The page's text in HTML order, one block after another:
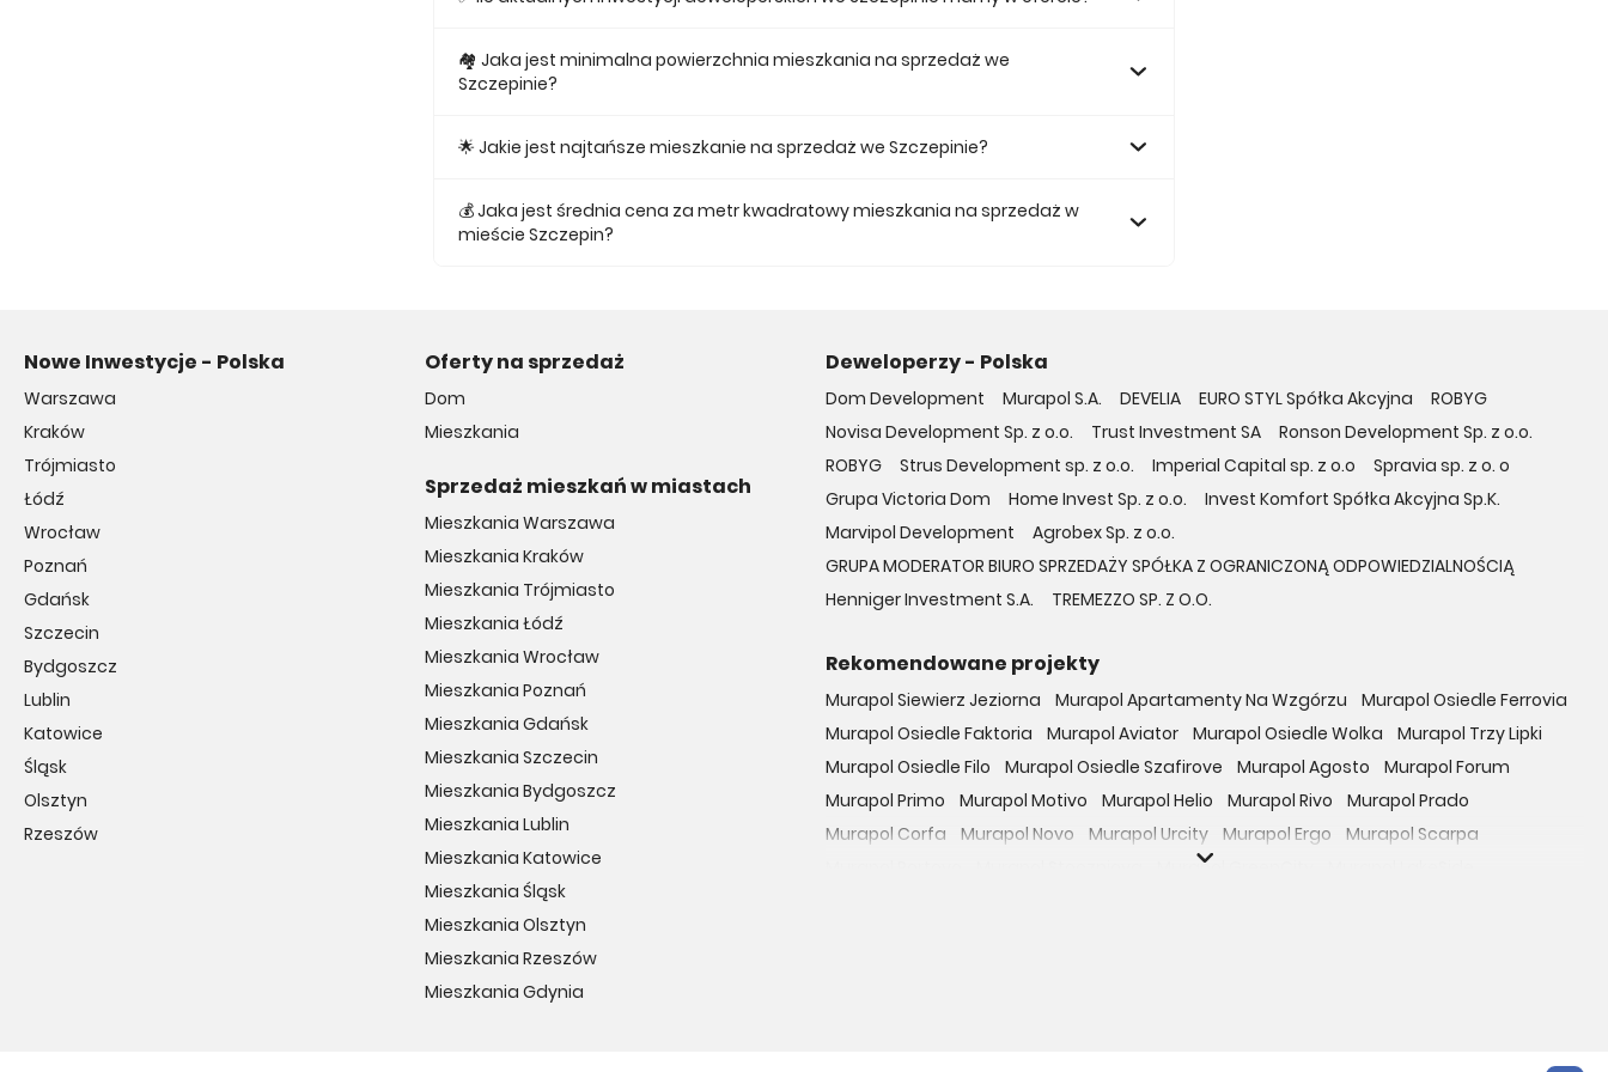
🏘 Jaka jest minimalna powierzchnia mieszkania na sprzedaż we
Szczepinie?
🌟 Jakie jest najtańsze mieszkanie na sprzedaż we Szczepinie?
💰 Jaka jest średnia cena za metr kwadratowy mieszkania na sprzedaż w
mieście Szczepin?
Nowe Inwestycje - Polska
Warszawa
Kraków
Trójmiasto
Łódź
Wrocław
Poznań
Gdańsk
Szczecin
Bydgoszcz
Lublin
Katowice
Śląsk
Olsztyn
Rzeszów
Oferty na sprzedaż
Dom
Mieszkania
Sprzedaż mieszkań w miastach
Mieszkania Warszawa
Mieszkania Kraków
Mieszkania Trójmiasto
Mieszkania Łódź
Mieszkania Wrocław
Mieszkania Poznań
Mieszkania Gdańsk
Mieszkania Szczecin
Mieszkania Bydgoszcz
Mieszkania Lublin
Mieszkania Katowice
Mieszkania Śląsk
Mieszkania Olsztyn
Mieszkania Rzeszów
Mieszkania Gdynia
Deweloperzy - Polska
Dom Development Murapol S.A. DEVELIA EURO STYL Spółka Akcyjna
ROBYG
Novisa Development Sp. z o.o.
Trust Investment SA
Ronson Development Sp. z o.o.
ROBYG
Strus Development sp. z o.o. Imperial Capital sp. z o.o
Spravia sp. z o. o
Grupa Victoria Dom
Home Invest Sp. z o.o.
Invest Komfort Spółka Akcyjna Sp.K.
Marvipol Development
Agrobex Sp. z o.o.
GRUPA MODERATOR BIURO SPRZEDAŻY SPÓŁKA Z OGRANICZONĄ ODPOWIEDZIALNOŚCIĄ
Henniger Investment S.A.
TREMEZZO SP. Z O.O.
Rekomendowane projekty
Murapol Siewierz Jeziorna Murapol Apartamenty Na Wzgórzu
Murapol Osiedle Ferrovia
Murapol Osiedle Faktoria
Murapol Aviator Murapol Osiedle Wolka
Murapol Trzy Lipki
Murapol Osiedle Filo
Murapol Osiedle Szafirove Murapol Agosto
Murapol Forum
Murapol Primo
Murapol Motivo Murapol Helio Murapol Rivo
Murapol Prado
Murapol Corfa
Murapol Novo Murapol Urcity Murapol Ergo
Murapol Scarpa
Murapol GreenCity